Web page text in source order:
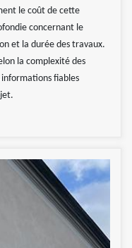
le coût de cette
concernant le
et la durée des travaux.
la complexité des
fiables